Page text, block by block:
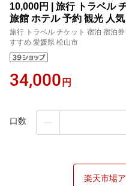
10,000円 | 旅行 トラベル
旅館 ホテル 予約 観光 人
旅行 トラベル チケット 宿泊 宿泊
すすめ 愛媛県 松山市
34,000 円
口数
楽天市場